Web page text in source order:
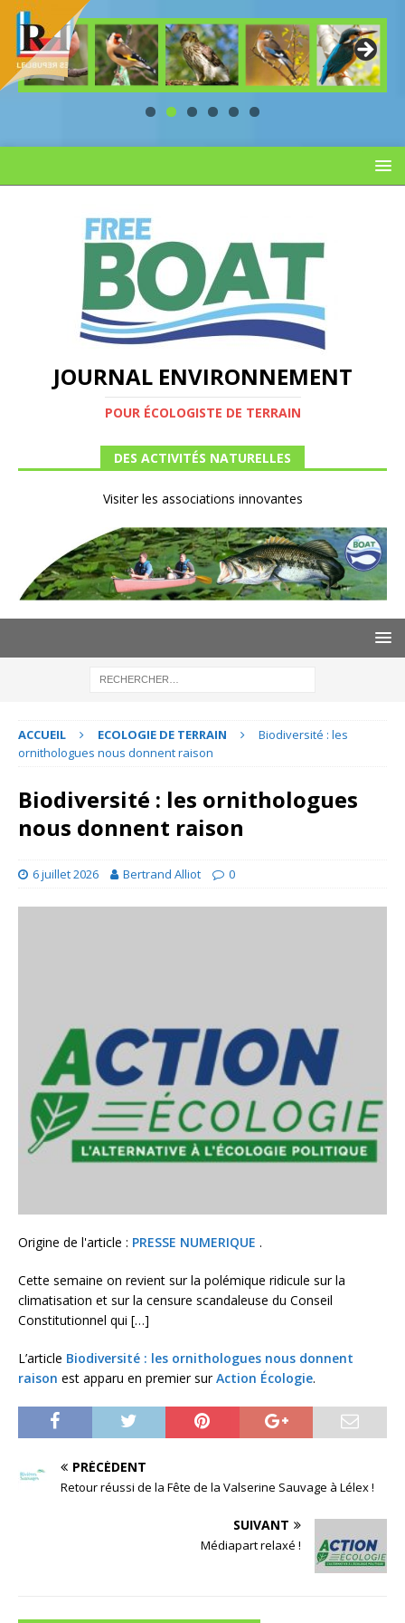
JOURNAL ENVIRONNEMENT
POUR ÉCOLOGISTE DE TERRAIN
DES ACTIVITÉS NATURELLES
Visiter les associations innovantes
ACCUEIL ECOLOGIE DE TERRAIN
Biodiversité : les
ornithologues nous donnent raison
Biodiversité : les ornithologues
nous donnent raison
6 juillet 2026 Bertrand Alliot 0
Origine de l'article : PRESSE NUMERIQUE .
Cette semaine on revient sur la polémique ridicule sur la
climatisation et sur la censure scandaleuse du Conseil
Constitutionnel qui […]
L’article Biodiversité : les ornithologues nous donnent
raison est apparu en premier surAction Écologie.
PRÉCÉDENT
Retour réussi de la Fête de la Valserine Sauvage à Lélex !
SUIVANT
Médiapart relaxé !